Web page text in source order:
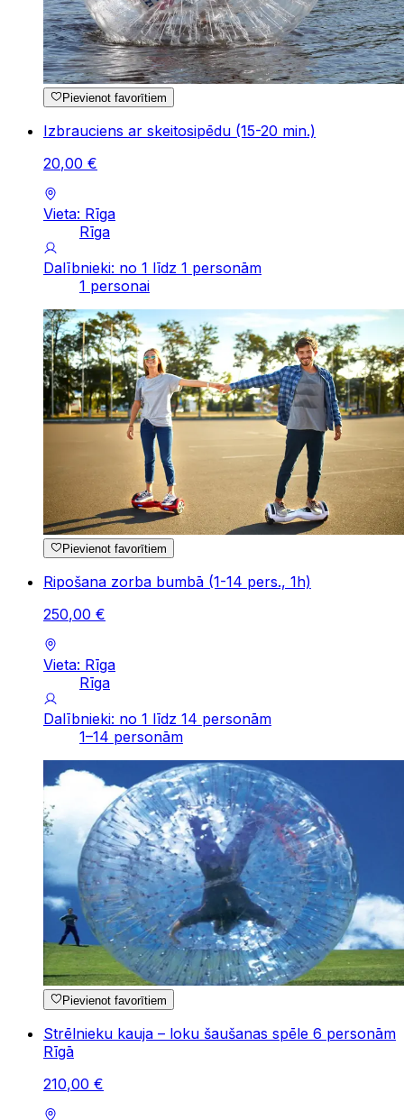
Pievienot favorītiem
Izbrauciens ar skeitosipēdu (15-20 min.)
20,00 €
Vieta: Rīga
Rīga
Dalībnieki: no 1 līdz 1 personām
1 personai
Pievienot favorītiem
Ripošana zorba bumbā (1-14 pers., 1h)
250,00 €
Vieta: Rīga
Rīga
Dalībnieki: no 1 līdz 14 personām
1–14 personām
Pievienot favorītiem
Strēlnieku kauja – loku šaušanas spēle 6 personām
Rīgā
210,00 €